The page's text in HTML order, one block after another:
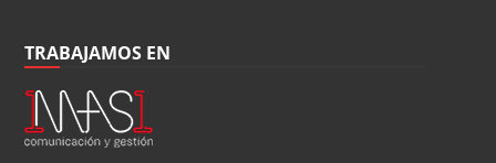
TRABAJAMOS EN